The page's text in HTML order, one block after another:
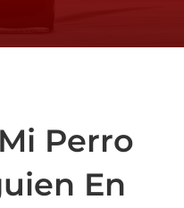
Perro
En